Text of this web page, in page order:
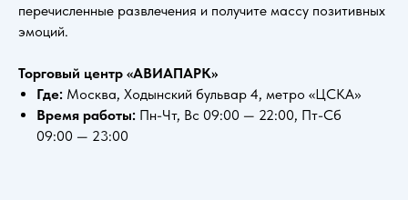
перечисленные развлечения и получите массу позитивных
эмоций.
Торговый центр «АВИАПАРК»
Где: Москва, Ходынский бульвар 4, метро «ЦСКА»
Время работы: Пн-Чт, Вс 09:00 — 22:00, Пт-Сб
09:00 — 23:00